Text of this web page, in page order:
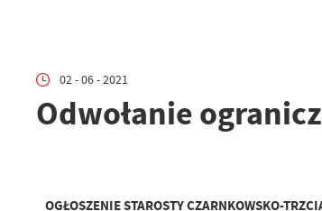
02 - 06 - 2021
Odwołanie
OGŁOSZENIE STAROSTY CZARNKOWSKO-